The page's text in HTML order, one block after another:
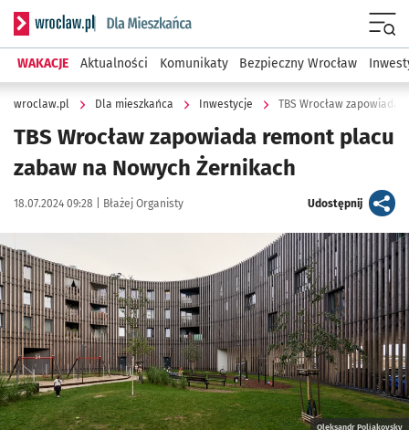
Serwis informacyjny wroclaw.pl podserwis: Dla mieszkańca
WAKACJE Aktualności Komunikaty Bezpieczny Wrocław
wroclaw.pl Dla mieszkańca Inwestycje TBS Wrocław
TBS Wrocław zapowiada remont placu
zabaw na Nowych Żernikach
Data publikacji:
18.07.2024 09:28 | Autor:
Błażej Organisty Udostępnijartykuł
Kliknij, aby powiększyć
Oleksandr Poliakovsky